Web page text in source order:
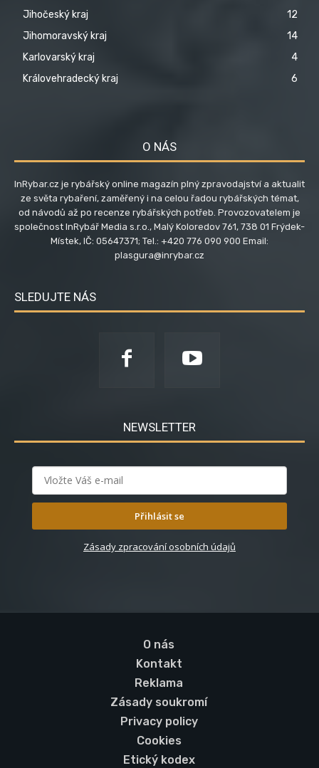
Jihočeský kraj
12
Jihomoravský kraj
14
Karlovarský kraj
4
Královehradecký kraj
6
O NÁS
InRybar.cz je rybářský online magazín plný zpravodajství a aktualit
ze světa rybaření, zaměřený i na celou řadou rybářských témat,
od návodů až po recenze rybářských potřeb. Provozovatelem je
společnost InRybář Media s.r.o., Malý Koloredov 761, 738 01 Frýdek-
Místek, IČ: 05647371; Tel.: +420 776 090 900 Email:
plasgura@inrybar.cz
SLEDUJTE NÁS
NEWSLETTER
Přihlásit se
Zásady zpracování osobních údajů
O nás
Kontakt
Reklama
Zásady soukromí
Privacy policy
Cookies
Etický kodex